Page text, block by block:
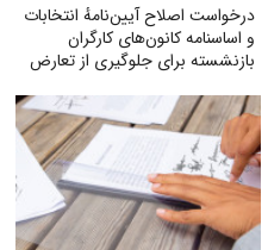
درخواست اصلاح آیین‌نامهٔ انتخابات
و اساسنامه کانون‌های کارگران
بازنشسته برای جلوگیری از تعارض